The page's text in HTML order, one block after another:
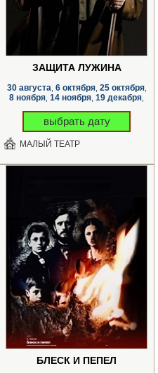
ЗАЩИТА ЛУЖИНА
30 августа 6 октября, 25 октября,
8 ноября 14 ноября 19 декабря
выбрать дату
МАЛЫЙ ТЕАТР
БЛЕСК И ПЕПЕЛ